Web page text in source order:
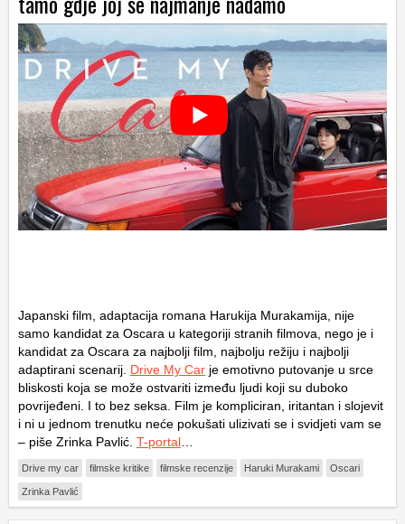
Japanski film, adaptacija romana Harukija Murakamija, nije
samo kandidat za Oscara u kategoriji stranih filmova, nego je i
kandidat za Oscara za najbolji film, najbolju režiju i najbolji
adaptirani scenarij. Drive My Car je emotivno putovanje u srce
bliskosti koja se može ostvariti između ljudi koji su duboko
povrijeđeni. I to bez seksa. Film je kompliciran, iritantan i slojevit
i ni u jednom trenutku neće pokušati ulizivati se i svidjeti vam se
– piše Zrinka Pavlić. T-portal
Drive my car filmske kritike filmske recenzije Haruki Murakami Oscari
Zrinka Pavlić